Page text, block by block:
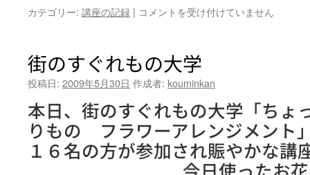
カテゴリー: 講座の記録 | 成
講
座
国
の
名
作
に
コメントを受け付けていません
街のすぐれもの大学
投稿日: 2009年5月30日 作成者: kouminkan
本日、街のすぐれもの大学「ちょ
りもの フラワーアレンジメント
１６名の方が参加され賑やかな
今日使ったお花は、